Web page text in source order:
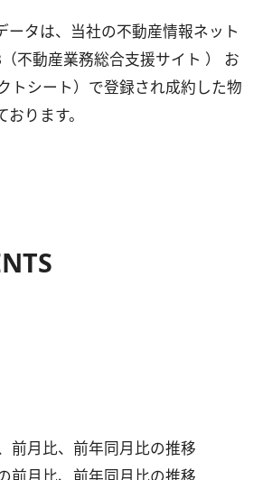
タは、当社の不動産情報ネット
不動産業務総合支援サイト ） お
トシート）で登録され成約した物
ります。
前月比、前年同月比の推移